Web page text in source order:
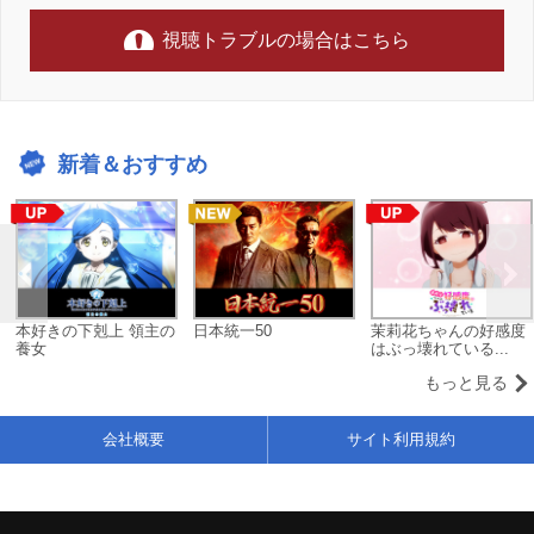
視聴トラブルの場合はこちら
新着＆おすすめ
本好きの下剋上 領主の
養女
日本統一50
茉莉花ちゃんの好感度
はぶっ壊れている...
もっと見る
会社概要 サイト利用規約